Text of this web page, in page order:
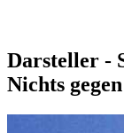
Darsteller -
Nichts